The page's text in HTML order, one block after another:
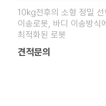
10kg전후의 소형 정밀 선
이송로봇, 바디 이송방식에
최적화된 로봇
견적문의